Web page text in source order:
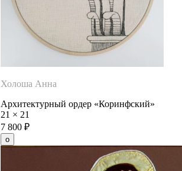
Холоша Анна
Архитектурный ордер «Коринфский»
21 × 21
7 800 ₽